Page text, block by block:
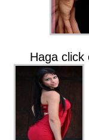
Haga click